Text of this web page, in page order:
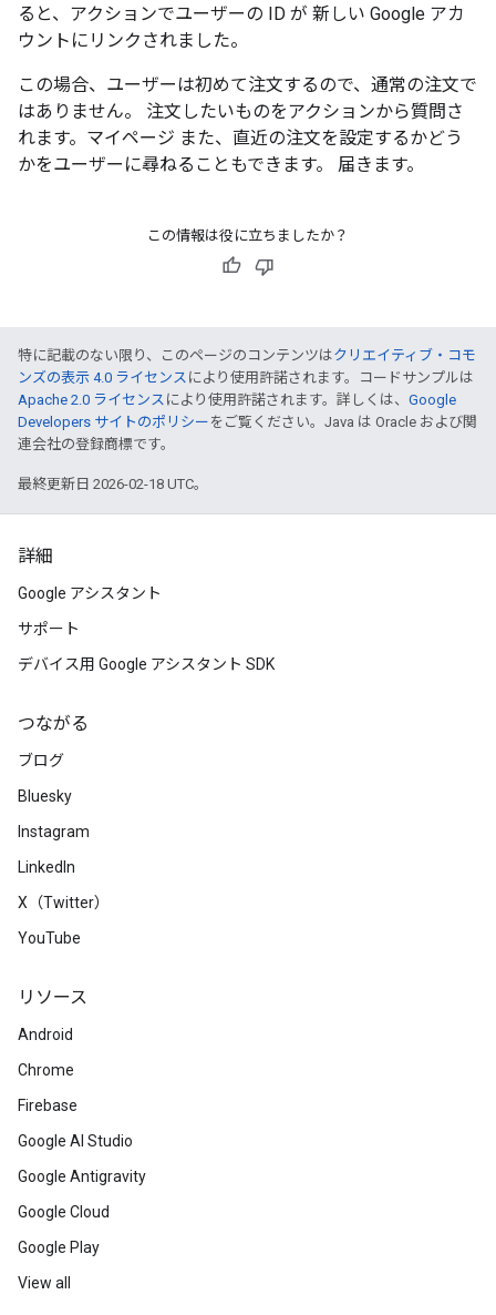
ると、アクションでユーザーの ID が 新しい Google アカ
ウントにリンクされました。
この場合、ユーザーは初めて注文するので、通常の注文で
はありません。 注文したいものをアクションから質問さ
れます。マイページ また、直近の注文を設定するかどう
かをユーザーに尋ねることもできます。 届きます。
この情報は役に立ちましたか？
特に記載のない限り、このページのコンテンツはクリエイティブ・コモ
ンズの表示 4.0 ライセンス により使用許諾されます。コードサンプルは
Apache 2.0 ライセンス により使用許諾されます。詳しくは、 Google
Developers サイトのポリシー をご覧ください。Java は Oracle および関
連会社の登録商標です。
最終更新日 2026-02-18 UTC。
詳細
Google アシスタント
サポート
デバイス用 Google アシスタント SDK
つながる
ブログ
Bluesky
Instagram
LinkedIn
X（Twitter）
YouTube
リソース
Android
Chrome
Firebase
Google AI Studio
Google Antigravity
Google Cloud
Google Play
View all